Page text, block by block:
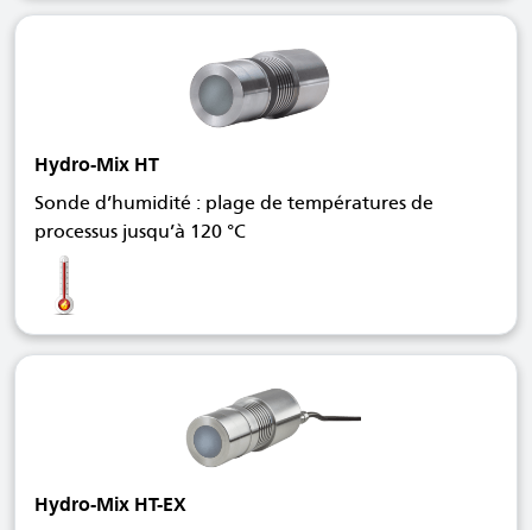
Hydro-Mix HT
Sonde d’humidité : plage de températures de
processus jusqu’à 120 °C
Hydro-Mix HT-EX